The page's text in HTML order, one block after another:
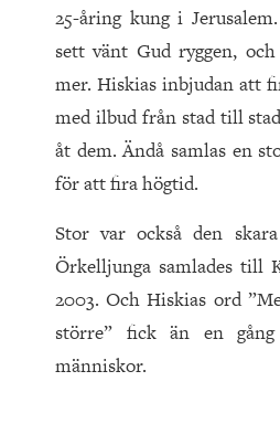
25-åring kung i
sett vänt Gud ryggen,
mer. Hiskias inbjudan att
med ilbud från stad till
åt dem. Ändå samlas en
för att fira högtid.
Stor var också den
Örkelljunga samlades till
2003. Och Hiskias ord
större” fick än en
människor.